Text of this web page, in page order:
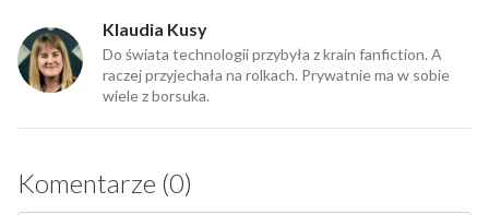
Klaudia Kusy
Do świata technologii przybyła z krain fanfiction. A
raczej przyjechała na rolkach. Prywatnie ma w sobie
wiele z borsuka.
Komentarze (0)